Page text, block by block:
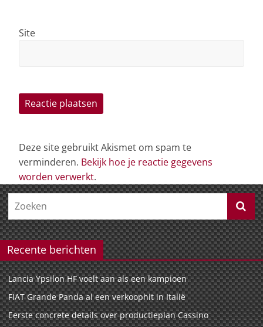
Site
Deze site gebruikt Akismet om spam te
verminderen. Bekijk hoe je reactie gegevens
worden verwerkt.
Recente berichten
Lancia Ypsilon HF voelt aan als een kampioen
FIAT Grande Panda al een verkoophit in Italië
Eerste concrete details over productieplan Cassino